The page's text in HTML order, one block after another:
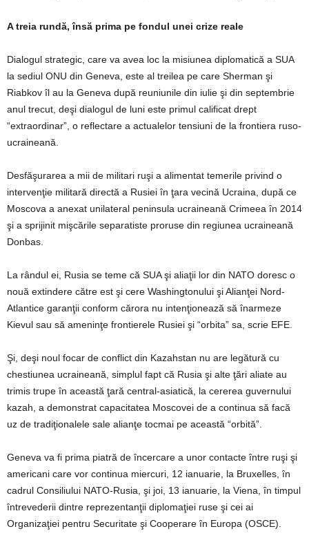
A treia rundă, însă prima pe fondul unei crize reale
Dialogul strategic, care va avea loc la misiunea diplomatică a SUA
la sediul ONU din Geneva, este al treilea pe care Sherman şi
Riabkov îl au la Geneva după reuniunile din iulie şi din septembrie
anul trecut, deşi dialogul de luni este primul calificat drept
“extraordinar”, o reflectare a actualelor tensiuni de la frontiera ruso-
ucraineană.
Desfăşurarea a mii de militari ruşi a alimentat temerile privind o
intervenţie militară directă a Rusiei în ţara vecină Ucraina, după ce
Moscova a anexat unilateral peninsula ucraineană Crimeea în 2014
şi a sprijinit mişcările separatiste proruse din regiunea ucraineană
Donbas.
La rândul ei, Rusia se teme că SUA şi aliaţii lor din NATO doresc o
nouă extindere către est şi cere Washingtonului şi Alianţei Nord-
Atlantice garanţii conform cărora nu intenţionează să înarmeze
Kievul sau să ameninţe frontierele Rusiei şi “orbita” sa, scrie EFE.
Şi, deşi noul focar de conflict din Kazahstan nu are legătură cu
chestiunea ucraineană, simplul fapt că Rusia şi alte ţări aliate au
trimis trupe în această ţară central-asiatică, la cererea guvernului
kazah, a demonstrat capacitatea Moscovei de a continua să facă
uz de tradiţionalele sale alianţe tocmai pe această “orbită”.
Geneva va fi prima piatră de încercare a unor contacte între ruşi şi
americani care vor continua miercuri, 12 ianuarie, la Bruxelles, în
cadrul Consiliului NATO-Rusia, şi joi, 13 ianuarie, la Viena, în timpul
întrevederii dintre reprezentanţii diplomaţiei ruse şi cei ai
Organizaţiei pentru Securitate şi Cooperare în Europa (OSCE).